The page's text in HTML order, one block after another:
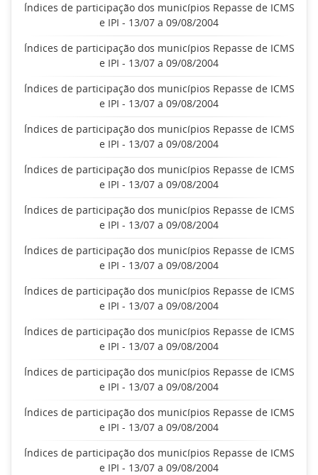
Índices de participação dos municípios Repasse de ICMS
e IPI - 13/07 a 09/08/2004
Índices de participação dos municípios Repasse de ICMS
e IPI - 13/07 a 09/08/2004
Índices de participação dos municípios Repasse de ICMS
e IPI - 13/07 a 09/08/2004
Índices de participação dos municípios Repasse de ICMS
e IPI - 13/07 a 09/08/2004
Índices de participação dos municípios Repasse de ICMS
e IPI - 13/07 a 09/08/2004
Índices de participação dos municípios Repasse de ICMS
e IPI - 13/07 a 09/08/2004
Índices de participação dos municípios Repasse de ICMS
e IPI - 13/07 a 09/08/2004
Índices de participação dos municípios Repasse de ICMS
e IPI - 13/07 a 09/08/2004
Índices de participação dos municípios Repasse de ICMS
e IPI - 13/07 a 09/08/2004
Índices de participação dos municípios Repasse de ICMS
e IPI - 13/07 a 09/08/2004
Índices de participação dos municípios Repasse de ICMS
e IPI - 13/07 a 09/08/2004
Índices de participação dos municípios Repasse de ICMS
e IPI - 13/07 a 09/08/2004